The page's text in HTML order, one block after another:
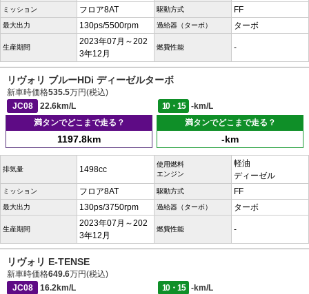
ミッション フロア8AT 駆動方式 FF
最大出力 130ps/5500rpm 過給器（ターボ） ターボ
生産期間
2023年07月～202
3年12月
燃費性能 -
リヴォリ ブルーHDi ディーゼルターボ
新車時価格535.5万円(税込)
JC08
22.6km/L 10・15
-km/L
満タンでどこまで走る？
1197.8km
満タンでどこまで走る？
-km
排気量 1498cc
使用燃料
エンジン
軽油
ディーゼル
ミッション フロア8AT 駆動方式 FF
最大出力 130ps/3750rpm 過給器（ターボ） ターボ
生産期間
2023年07月～202
3年12月
燃費性能 -
リヴォリ E-TENSE
新車時価格649.6万円(税込)
JC08
16.2km/L 10・15
-km/L